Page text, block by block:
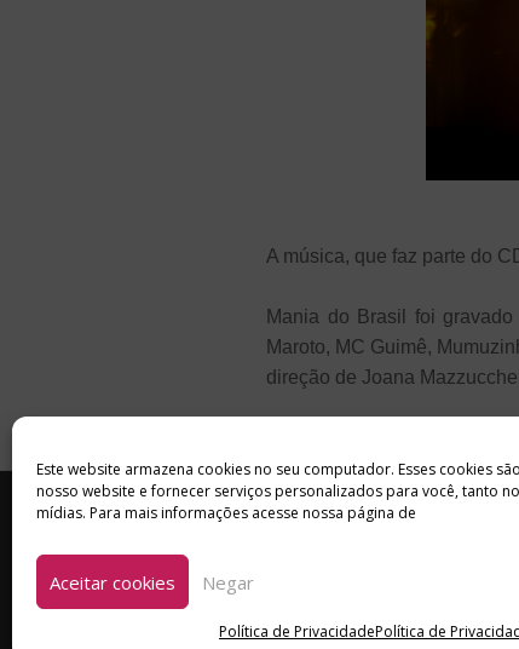
Este website armazena cookies no seu computador. Esses cookies
nosso website e fornecer serviços personalizados para você, tanto
mídias. Para mais informações acesse nossa página de
Aceitar cookies Negar
Política de PrivacidadePolítica de
A música, que faz parte do
Mania do Brasil foi
Maroto, MC Guimê,
direção de Joana
INÍCIO SOBRE ANUNCIE